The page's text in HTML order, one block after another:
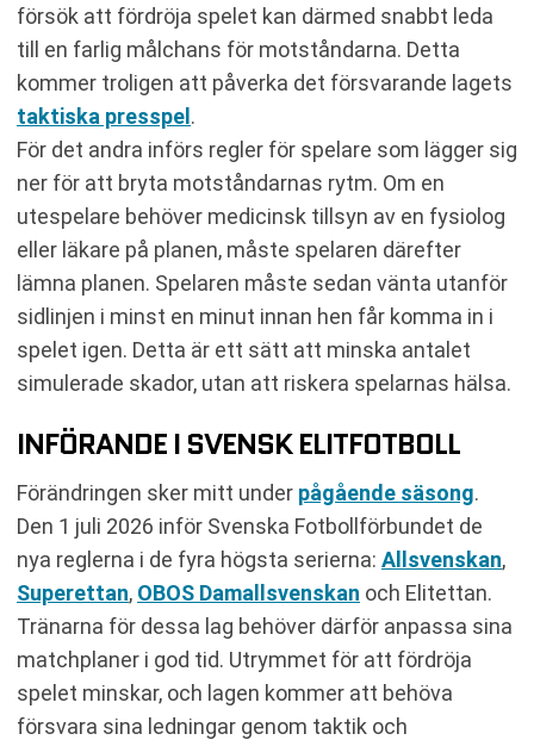
försök att fördröja spelet kan därmed snabbt leda
till en farlig målchans för motståndarna. Detta
kommer troligen att påverka det försvarande lagets
taktiska presspel .
För det andra införs regler för spelare som lägger sig
ner för att bryta motståndarnas rytm. Om en
utespelare behöver medicinsk tillsyn av en fysiolog
eller läkare på planen, måste spelaren därefter
lämna planen. Spelaren måste sedan vänta utanför
sidlinjen i minst en minut innan hen får komma in i
spelet igen. Detta är ett sätt att minska antalet
simulerade skador, utan att riskera spelarnas hälsa.
INFÖRANDE I SVENSK ELITFOTBOLL
Förändringen sker mitt under pågående säsong.
Den 1 juli 2026 inför Svenska Fotbollförbundet de
nya reglerna i de fyra högsta serierna: Allsvenskan,
Superettan, OBOS Damallsvenskan och Elitettan.
Tränarna för dessa lag behöver därför anpassa sina
matchplaner i god tid. Utrymmet för att fördröja
spelet minskar, och lagen kommer att behöva
försvara sina ledningar genom taktik och